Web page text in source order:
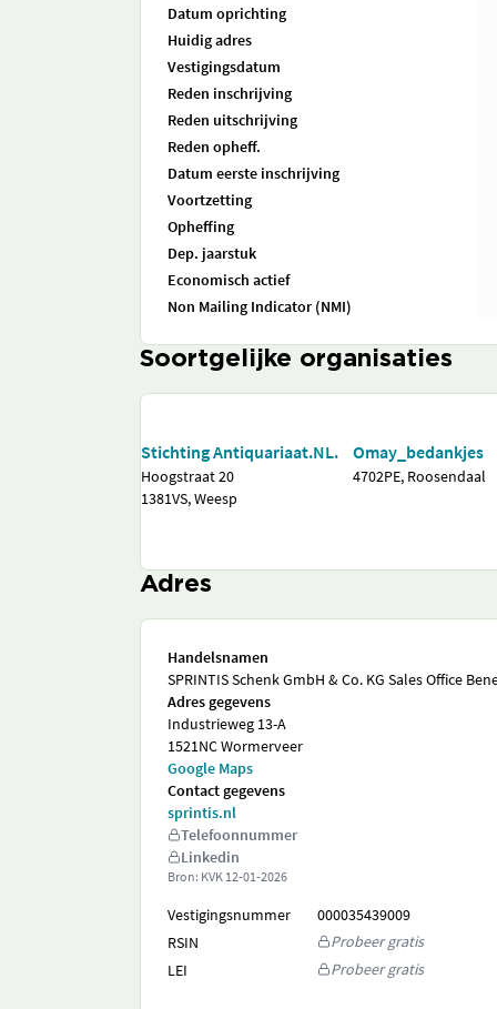
Datum oprichting
Huidig adres
Vestigingsdatum
Reden inschrijving
Reden uitschrijving
Reden opheff.
Datum eerste inschrijving
Voortzetting
Opheffing
Dep. jaarstuk
Economisch actief
Non Mailing Indicator (NMI)
Soortgelijke organisaties
Stichting Antiquariaat.NL.
Hoogstraat 20
1381VS, Weesp
Omay_bedankjes
4702PE, Roosendaal
Adres
Handelsnamen
SPRINTIS Schenk GmbH & Co. KG Sales Office
Adres gegevens
Industrieweg 13-A
1521NC Wormerveer
Google Maps
Contact gegevens
sprintis.nl
Telefoonnummer
Linkedin
Bron: KVK 12-01-2026
Vestigingsnummer
000035439009
RSIN
Probeer gratis
LEI
Probeer gratis